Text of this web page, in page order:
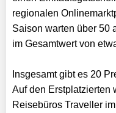
regionalen
Saison warten über 50
im Gesamtwert von
Insgesamt gibt es 20
Auf den Erstplatzierten
Reisebüros Traveller